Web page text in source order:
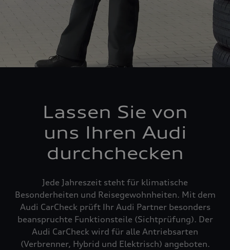
Lassen Sie von
uns Ihren Audi
durchchecken
Jede Jahreszeit steht für klimatische
Besonderheiten und Reisegewohnheiten. Mit dem
Audi CarCheck prüft Ihr Audi Partner besonders
beanspruchte Funktionsteile (Sichtprüfung). Der
Audi CarCheck wird für alle Antriebsarten
(Verbrenner, Hybrid und Elektrisch) angeboten.